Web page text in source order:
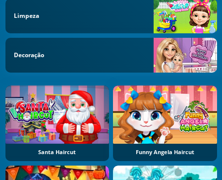
Limpeza
Decoração
Santa Haircut Funny Angela Haircut